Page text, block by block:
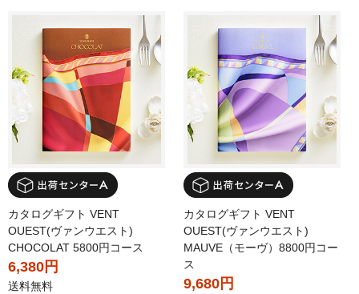
カタログギフト VENT
OUEST(ヴァンウエスト)
CHOCOLAT 5800円コース
6,380円
送料無料
カタログギフト VENT
OUEST(ヴァンウエスト)
MAUVE（モーヴ）8800円コー
ス
9,680円